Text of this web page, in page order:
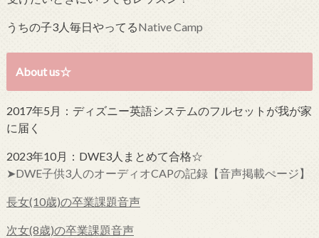
うちの子3人毎日やってるNative Camp
About us☆
2017年5月：ディズニー英語システムのフルセットが我が家
に届く
2023年10月：DWE3人まとめて合格☆
➤DWE子供3人のオーディオCAPの記録【音声掲載ぺージ】
長女(10歳)の卒業課題音声
次女(8歳)の卒業課題音声